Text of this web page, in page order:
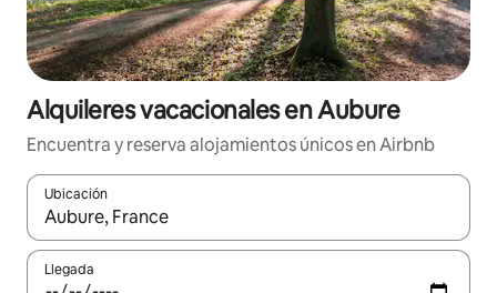
Alquileres vacacionales en Aubure
Encuentra y reserva alojamientos únicos en Airbnb
Ubicación
Cuando los resultados estén disponibles, navega con las
Llegada